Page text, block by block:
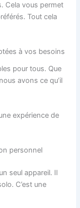
Cela vous permet
Tout cela
à vos besoins
pour tous. Que
avons ce qu’il
expérience de
personnel
seul appareil. Il
C’est une